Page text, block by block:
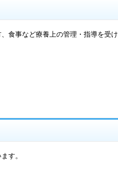
食事など療養上の管理・指導を受け
す。